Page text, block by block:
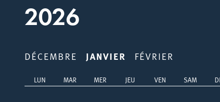
2026
DÉCEMBRE JANVIER FÉVRIER
LUN MAR MER JEU VEN SAM